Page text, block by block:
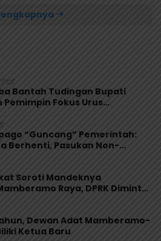
Bantah Tudingan Bupati
Fokus Urus
“Guncang” Pemerintah:
Berhenti, Pasukan Non-
Soroti Mandeknya
Raya, DPRK Diminta
Dewan Adat Mamberamo-
Ketua Baru